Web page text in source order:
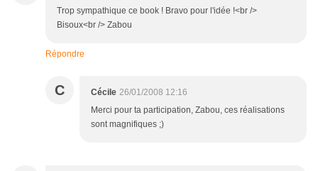
Trop sympathique ce book ! Bravo pour l'idée !<br />
Bisoux<br /> Zabou
Répondre
C Cécile 26/01/2008 12:16
Merci pour ta participation, Zabou, ces réalisations
sont magnifiques ;)